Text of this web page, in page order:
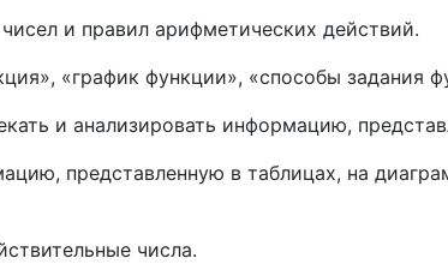
и правил арифметических действий.
«график функции», «способы задания
и анализировать информацию,
представленную в таблицах, на
числа.